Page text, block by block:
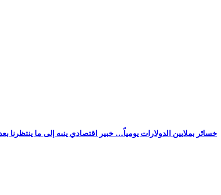
خسائر بملايين الدولارات يومياً… خبير اقتصادي ينبه إلى ما ينتظرنا